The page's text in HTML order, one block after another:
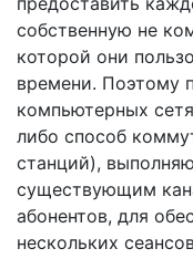
собственную не
которой они
времени. Поэтому
компьютерных
либо способ
станций),
существующим
абонентов, для
нескольких